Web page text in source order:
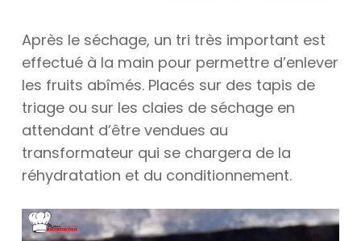
Après le séchage, un tri très important est
effectué à la main pour permettre d’enlever
les fruits abîmés. Placés sur des tapis de
triage ou sur les claies de séchage en
attendant d’être vendues au
transformateur qui se chargera de la
réhydratation et du conditionnement.